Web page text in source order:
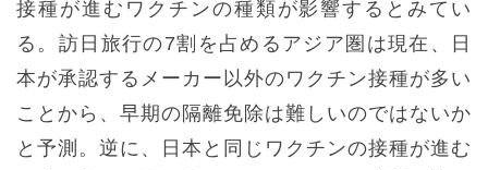
接種が進むワクチンの種類が影響するとみてい
る。訪日旅行の7割を占めるアジア圏は現在、日
本が承認するメーカー以外のワクチン接種が多い
ことから、早期の隔離免除は難しいのではないか
と予測。逆に、日本と同じワクチンの接種が進む